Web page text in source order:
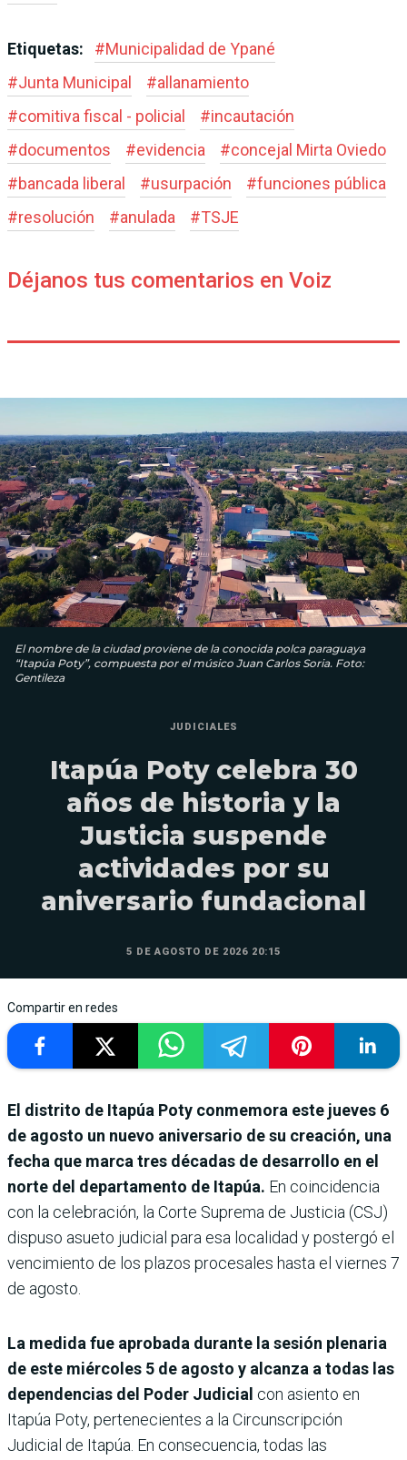
Etiquetas: #Municipalidad de Ypané
#Junta Municipal #allanamiento
#comitiva fiscal - policial #incautación
#documentos #evidencia #concejal Mirta Oviedo
#bancada liberal #usurpación #funciones pública
#resolución #anulada #TSJE
Déjanos tus comentarios en Voiz
El nombre de la ciudad proviene de la conocida polca paraguaya
“Itapúa Poty”, compuesta por el músico Juan Carlos Soria. Foto:
Gentileza
JUDICIALES
Itapúa Poty celebra 30
años de historia y la
Justicia suspende
actividades por su
aniversario fundacional
5 DE AGOSTO DE 2026 20:15
Compartir en redes
El distrito de Itapúa Poty conmemora este jueves 6
de agosto un nuevo aniversario de su creación, una
fecha que marca tres décadas de desarrollo en el
norte del departamento de Itapúa. En coincidencia
con la celebración, la Corte Suprema de Justicia (CSJ)
dispuso asueto judicial para esa localidad y postergó el
vencimiento de los plazos procesales hasta el viernes 7
de agosto.
La medida fue aprobada durante la sesión plenaria
de este miércoles 5 de agosto y alcanza a todas las
dependencias del Poder Judicial con asiento en
Itapúa Poty, pertenecientes a la Circunscripción
Judicial de Itapúa. En consecuencia, todas las